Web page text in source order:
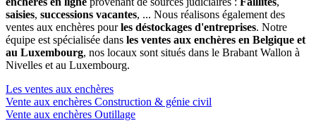
saisies, successions vacantes, ... Nous réalisons également des
ventes aux enchères pourles déstockages d'entreprises. Notre
équipe est spécialisée dans les ventes aux enchères en Belgique et
au Luxembourg, nos locaux sont situés dans le Brabant Wallon à
Nivelles et au Luxembourg.
Les ventes aux enchères
Vente aux enchères Construction & génie civil
Vente aux enchères Outillage